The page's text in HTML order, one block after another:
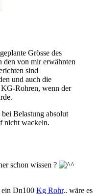
Grösse des
den von mir erwähnten
sind
und auch die
Rohren, wenn der
Belastung absolut
nicht wackeln.
schon wissen ?
ein Dn100 Kg Rohr.. wäre es